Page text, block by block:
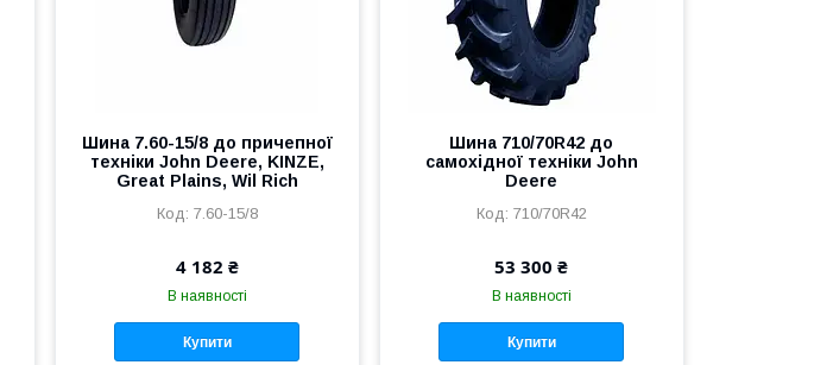
Шина 7.60-15/8 до причепної
техніки John Deere, KINZE,
Great Plains, Wil Rich
7.60-15/8
4 182 ₴
В наявності
Купити
Шина 710/70R42 до
самохідної техніки John
Deere
710/70R42
53 300 ₴
В наявності
Купити